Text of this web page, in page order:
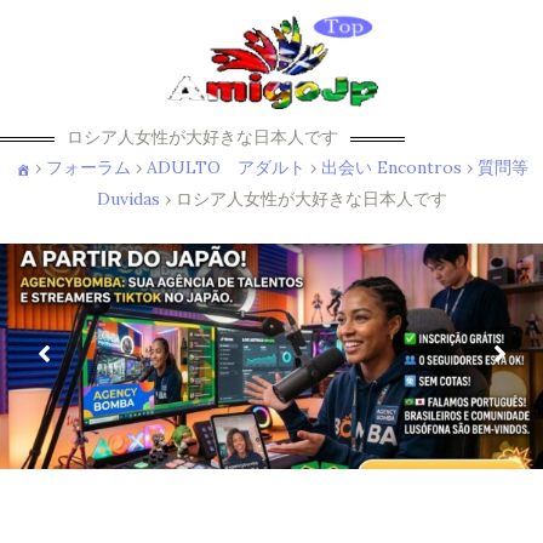
ロシア人女性が大好きな日本人です
› フォーラム › ADULTO アダルト › 出会い Encontros › 質問等
Duvidas › ロシア人女性が大好きな日本人です